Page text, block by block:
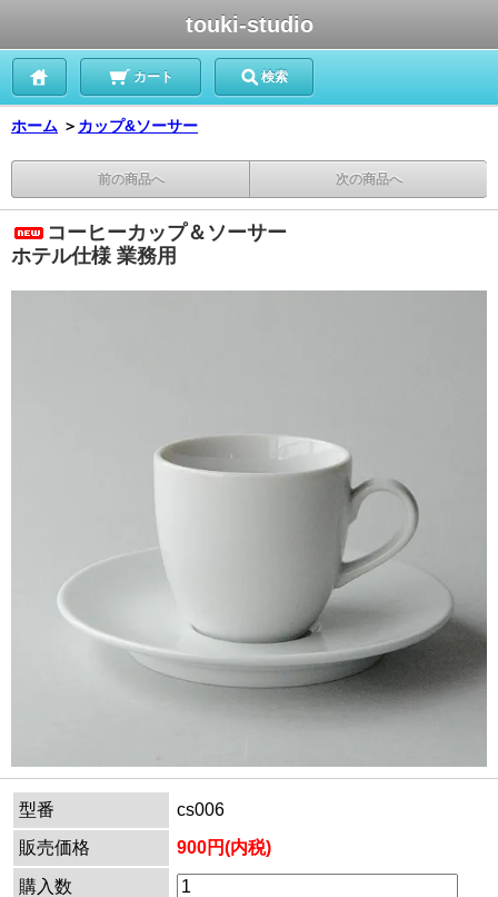
touki-studio
カート 検索
ホーム ＞ カップ&ソーサー
前の商品へ 次の商品へ
コーヒーカップ＆ソーサー
ホテル仕様 業務用
型番
cs006
販売価格
900円(内税)
購入数